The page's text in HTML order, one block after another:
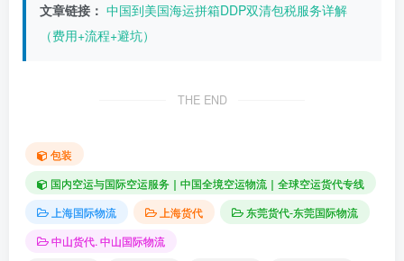
文章链接： 中国到美国海运拼箱DDP双清包税服务详解
（费用+流程+避坑）
THE END
包装
国内空运与国际空运服务｜中国全境空运物流｜全球空运货代专线
上海国际物流
上海货代
东莞货代-东莞国际物流
中山货代. 中山国际物流